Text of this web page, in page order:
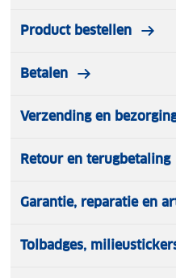
Inclusief
Afneembare wielen
Product bestellen
Betalen
Verzending en
Retour en terugbetaling
Garantie, reparatie en
Tolbadges,